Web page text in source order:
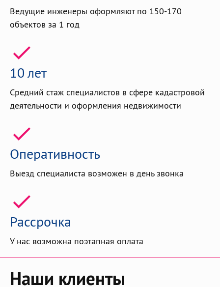
Ведущие инженеры оформляют по 150-170
объектов за 1 год
10 лет
Средний стаж специалистов в сфере кадастровой
деятельности и оформления недвижимости
Оперативность
Выезд специалиста возможен в день звонка
Рассрочка
У нас возможна поэтапная оплата
Наши клиенты